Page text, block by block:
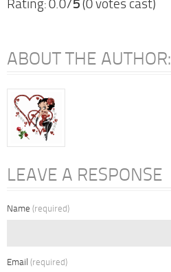
Rating: 0.0/5 (0 votes cast)
ABOUT THE AUTHOR:
LEAVE A RESPONSE
Name (required)
Email (required)